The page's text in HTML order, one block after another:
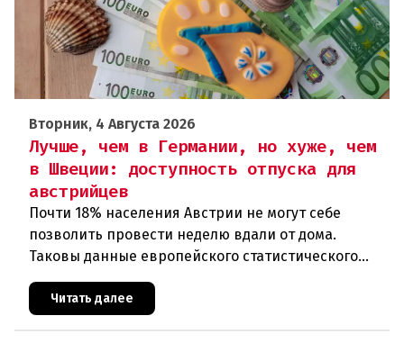
Вторник, 4 Августа 2026
Лучше, чем в Германии, но хуже, чем
в Швеции: доступность отпуска для
австрийцев
Почти 18% населения Австрии не могут себе
позволить провести неделю вдали от дома.
Таковы данные европейского статистического
агентства Eurostat за 2025 год. И хотя ситуация в
стране выглядит лучше ср
Читать далее